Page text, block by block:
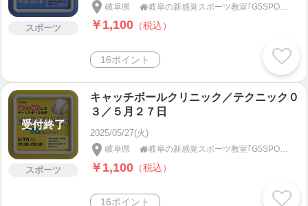
スポーツ
岐阜県  岐阜の新感覚スポーツ教室｢G5SPORTS｣
￥1,100 （税込）
16ポイント
受付終了
スポーツ
キャッチボールクリニック／テクニック０
３／５月２７日
2025/05/27(火)
岐阜県  岐阜の新感覚スポーツ教室｢G5SPORTS｣
￥1,100 （税込）
16ポイント